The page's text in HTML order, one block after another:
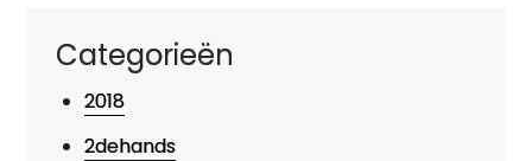
Categorieën
2018
2dehands